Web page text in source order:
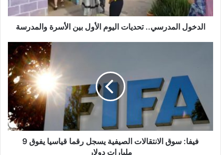
والمدرسة
الدخول المدرسي.. تحديات اليوم الأول بين الأسرة والمدرسة
قياسيا
يفوق
9
مليارات
فيفا: سوق الانتقالات الصيفية يسجل رقما قياسيا يفوق 9
مليارات دولار